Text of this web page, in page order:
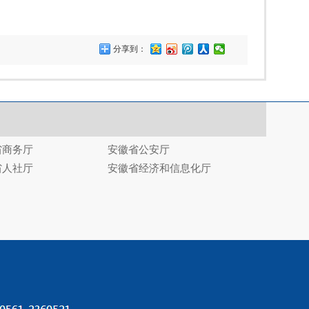
分享到：
务厅
安徽省公安厅
社厅
安徽省经济和信息化厅